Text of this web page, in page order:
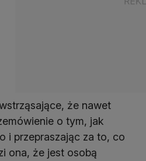
że nawet
o tym, jak
i przepraszając za to, co
ona, że jest osobą